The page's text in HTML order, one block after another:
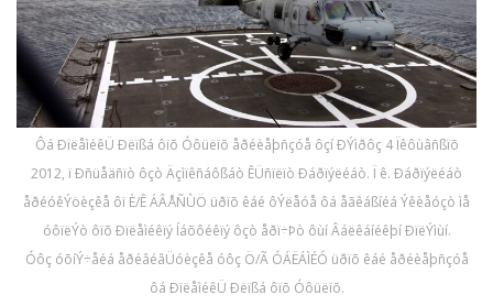
Ôá ÐïëåìéêÜ Ðëïßá ôïõ Óôüëïõ åðéèåþñçóå ôçí ÐÝìðôç 4 Ïêôùâñßïõ
2012, ï Ðñüåäñïò ôçò Äçìïêñáôßáò ÊÜñïëïò Ðáðïýëéáò. Ï ê. Ðáðïýëéáò
åðéóêÝöèçêå ôï È/Ê ÁÂÅÑÙÖ üðïõ êáé ôÝëåóå ôá åãêáßíéá Ýêèåóçò ìå
óôïëÝò ôïõ Ðïëåìéêïý Íáõôéêïý ôçò åðï÷Þò ôùí Âáëêáíéêþí ÐïëÝìùí.
Óôç óõíÝ÷åéá åðéâéâÜóèçêå óôç Ö/Ã ÓÁËÁÌÉÓ üðïõ êáé åðéèåþñçóå
ôá ÐïëåìéêÜ Ðëïßá ôïõ Óôüëïõ.